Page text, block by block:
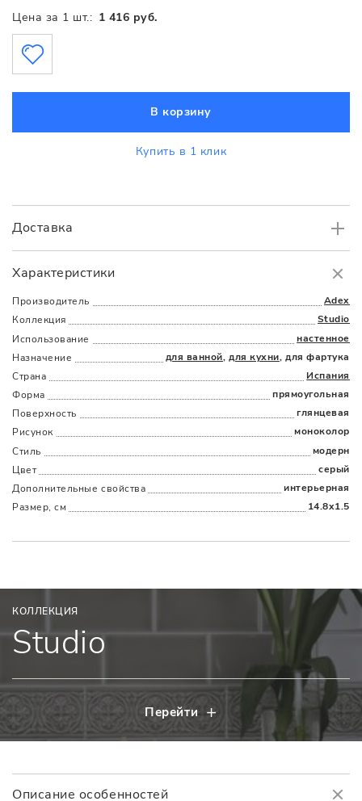
Характеристики
Производитель
Adex
Коллекция
Studio
Использование
настенное
Назначение
для ванной,для кухни, для фартука
Страна
Испания
Форма
прямоугольная
Поверхность
глянцевая
Рисунок
моноколор
Стиль
модерн
Цвет
серый
Дополнительные cвойства
интерьерная
Размер, см
14.8x1.5
Доставка
Доставка
НаличымиКартойПо счетуДолями
Цена за 1 шт.: 1 416 руб.
В корзину
Купить в 1 клик
КОЛЛЕКЦИЯ
Studio
Перейти
Описание особенностей